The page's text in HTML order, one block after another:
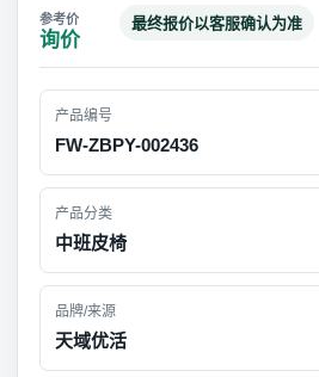
询价
最终报价以客服确认为准
产品编号
FW-ZBPY-002436
产品分类
中班皮椅
品牌/来源
天域优活